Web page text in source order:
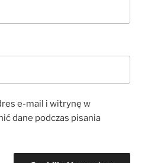
e-mail i witrynę w
dane podczas pisania